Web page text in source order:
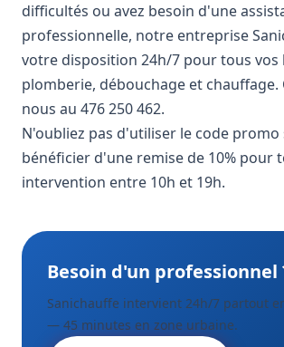
difficultés ou avez besoin d'une
professionnelle, notre entreprise
votre disposition 24h/7 pour tous vos
plomberie, débouchage et chauffage.
nous au 476 250 462.
N'oubliez pas d'utiliser le code promo
bénéficier d'une remise de 10% pour
intervention entre 10h et 19h.
Besoin d'un professionnel
Sanichauffe intervient 24h/7 partout
— 45 minutes en zone urbaine.